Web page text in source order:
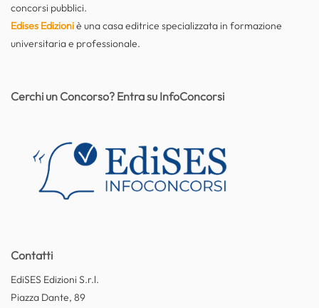
concorsi pubblici.
Edises Edizioniè una casa editrice specializzata in formazione
universitaria e professionale.
Contatti
EdiSES Edizioni S.r.l.
Piazza Dante, 89
Cerchi un Concorso? Entra su InfoConcorsi